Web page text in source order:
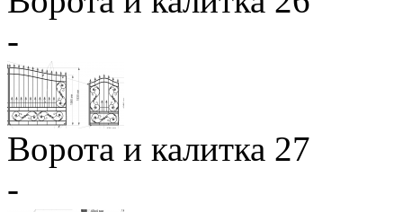
-
Ворота и калитка 27
-